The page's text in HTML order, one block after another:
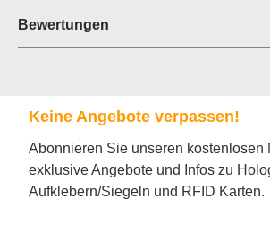
Bewertungen
Keine Angebote verpassen!
Abonnieren Sie unseren kostenlosen
exklusive Angebote und Infos zu
Aufklebern/Siegeln und RFID Karten.